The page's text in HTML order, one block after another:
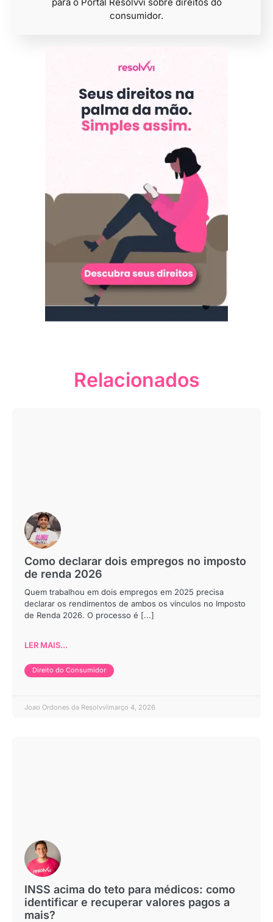
consumidor.
Relacionados
Como declarar dois empregos no imposto
de renda 2026
Quem trabalhou em dois empregos em 2025 precisa
declarar os rendimentos de ambos os vínculos no Imposto
de Renda 2026. O processo é [...]
LER MAIS...
Direito do Consumidor
Joao Ordones da Resolvvi março 4, 2026
INSS acima do teto para médicos: como
identificar e recuperar valores pagos a
mais?